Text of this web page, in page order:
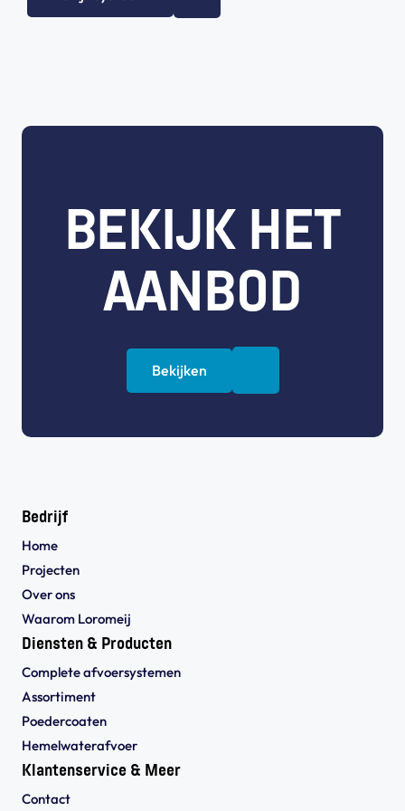
BEKIJK HET
AANBOD
Bekijken
Bedrijf
Home
Projecten
Over ons
Waarom Loromeij
Diensten & Producten
Complete afvoersystemen
Assortiment
Poedercoaten
Hemelwaterafvoer
Klantenservice & Meer
Contact